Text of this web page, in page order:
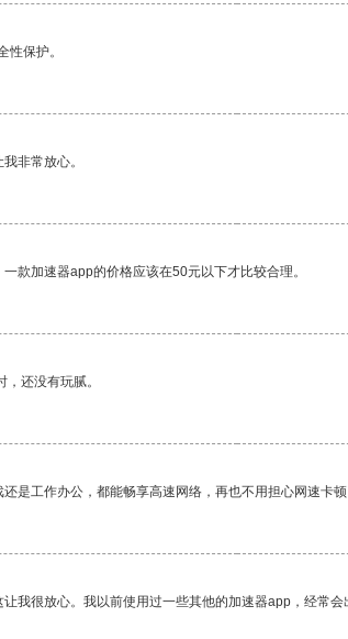
保护。
非常放心。
款加速器app的价格应该在50元以下才比较合理。
还没有玩腻。
是工作办公，都能畅享高速网络，再也不用担心网速卡顿
我很放心。我以前使用过一些其他的加速器app，经常会